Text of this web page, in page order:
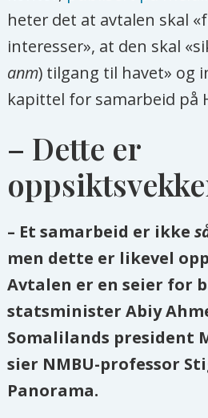
heter det at avtalen skal
interesser», at den skal
anm) tilgang til havet» og
kapittel for samarbeid på
– Dette er
– Et samarbeid er ikke
men dette er likevel
Avtalen er en seier for
statsminister Abiy
Somalilands president
sier NMBU-professor
Panorama.